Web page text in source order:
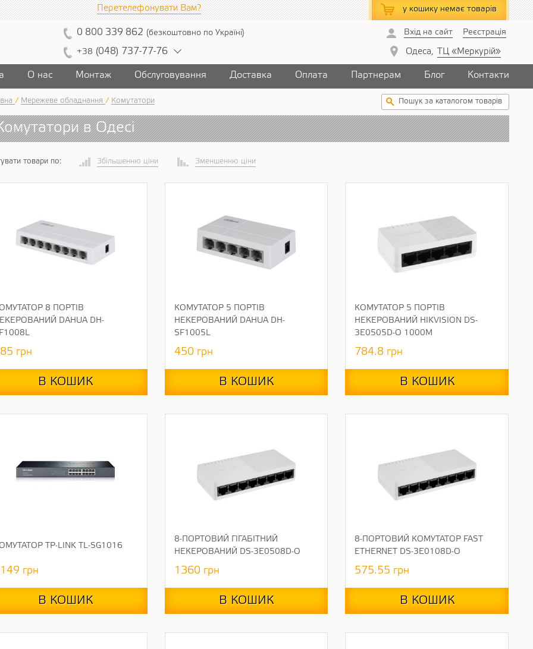
у кошику немає товарів
Перетелефонувати Вам?
0 800 339 862 (безкоштовно по Україні)
+38 (048) 737-7 7-76
Вхід на сайт Реєстрація
Одеса, ТЦ «Меркурій»
О нас Монтаж Обслуговування Доставка Оплата Партнерам Блог Контакти
/ Мережеве обладнання / Комутатори
в Одесі
товари по: Збільшенню ціни Зменшенню ціни
8 ПОРТІВ
DAHUA DH-
грн
В КОШИК
КОМУТАТОР 5 ПОРТІВ
НЕКЕРОВАНИЙ DAHUA DH-
SF1005L
450 грн
В КОШИК
КОМУТАТОР 5 ПОРТІВ
НЕКЕРОВАНИЙ HIKVISION DS-
3E0505D-O 1000M
784.8 грн
В КОШИК
TP-LINK TL-SG1016
грн
В КОШИК
8-ПОРТОВИЙ ГІГАБІТНИЙ
НЕКЕРОВАНИЙ DS-3E0508D-O
1360 грн
В КОШИК
8-ПОРТОВИЙ КОМУТАТОР FAST
ETHERNET DS-3E0108D-O
575.55 грн
В КОШИК